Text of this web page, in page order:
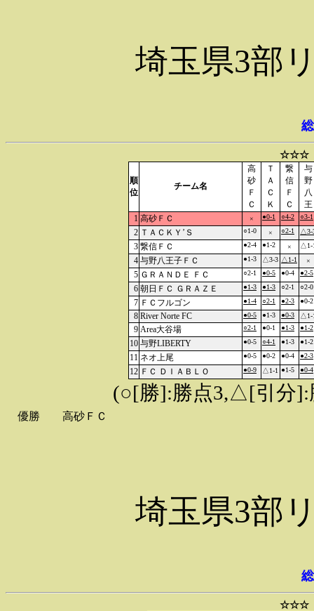
埼玉県3部
☆☆☆
順
位
チーム名
高
砂
Ｆ
Ｃ
Ｔ
Ａ
Ｃ
Ｋ
繋
信
Ｆ
Ｃ
与
野
八
王
1 高砂ＦＣ × ●0-1 ○4-2 ○3-1
2 ＴＡＣＫＹ’Ｓ ○1-0 × ○2-1 △3-
3 繋信ＦＣ ●2-4 ●1-2 × △1-
4 与野八王子ＦＣ ●1-3 △3-3 △1-1 ×
5 ＧＲＡＮＤＥ ＦＣ ○2-1 ●0-5 ●0-4 ●2-5
6 朝日ＦＣ ＧＲＡＺＥ ●1-3 ●1-3 ○2-1 ○2-0
7 ＦＣフルゴン ●1-4 ○2-1 ●2-3 ●0-2
8 River Norte FC ●0-5 ●1-3 ●0-3 △1-
9 Area大谷場 ○2-1 ●0-1 ●1-3 ●1-2
10 与野LIBERTY ●0-5 ○4-1 ●1-3 ●1-2
11 ネオ上尾 ●0-5 ●0-2 ●0-4 ●2-3
12 ＦＣ ＤＩＡＢＬＯ ●0-9 △1-1 ●1-5 ●0-4
(○[勝]:勝点3,△[引分]:
優勝 高砂ＦＣ
埼玉県3部
☆☆☆